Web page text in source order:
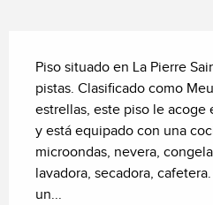
Piso situado en La Pierre
pistas. Clasificado como
estrellas, este piso le
y está equipado con una
microondas, nevera,
lavadora, secadora,
un...